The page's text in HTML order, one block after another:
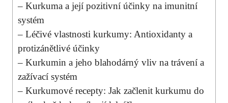
– Kurkuma a její pozitivní účinky na imunitní
systém
– Léčivé vlastnosti kurkumy: Antioxidanty⁣ a
protizánětlivé účinky
– Kurkumin a jeho blahodárný vliv na trávení a
zažívací systém
– Kurkumové recepty: Jak začlenit ​kurkumu do